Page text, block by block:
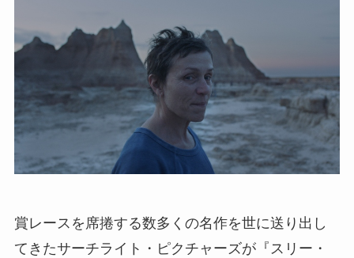
賞レースを席捲する数多くの名作を世に送り出し
てきたサーチライト・ピクチャーズが『スリー・